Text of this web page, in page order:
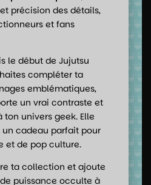
précision des détails,
et fans
le début de Jujutsu
compléter ta
emblématiques,
un vrai contraste et
univers geek. Elle
cadeau parfait pour
et de pop culture.
ta collection et ajoute
puissance occulte à